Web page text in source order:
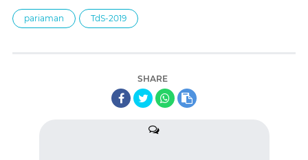
pariaman TdS-2019
SHARE